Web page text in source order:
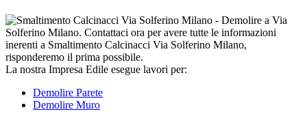
La nostra Impresa Edile esegue lavori per:
Demolire Parete
Demolire Muro